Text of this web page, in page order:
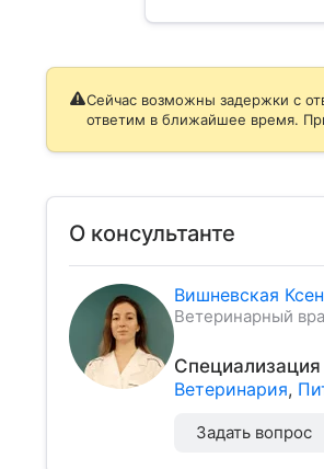
Сейчас возможны задержки с
ответим в ближайшее время.
О консультанте
Вишневская
Ветеринарный
Специализация
Ветеринария,
Задать вопрос